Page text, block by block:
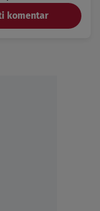
komentar